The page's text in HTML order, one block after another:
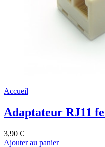
Accueil
Adaptateur RJ11
3,90 €
Ajouter au panier